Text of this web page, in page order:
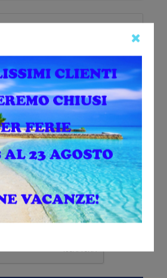
Termini e le Condizioni della Privacy